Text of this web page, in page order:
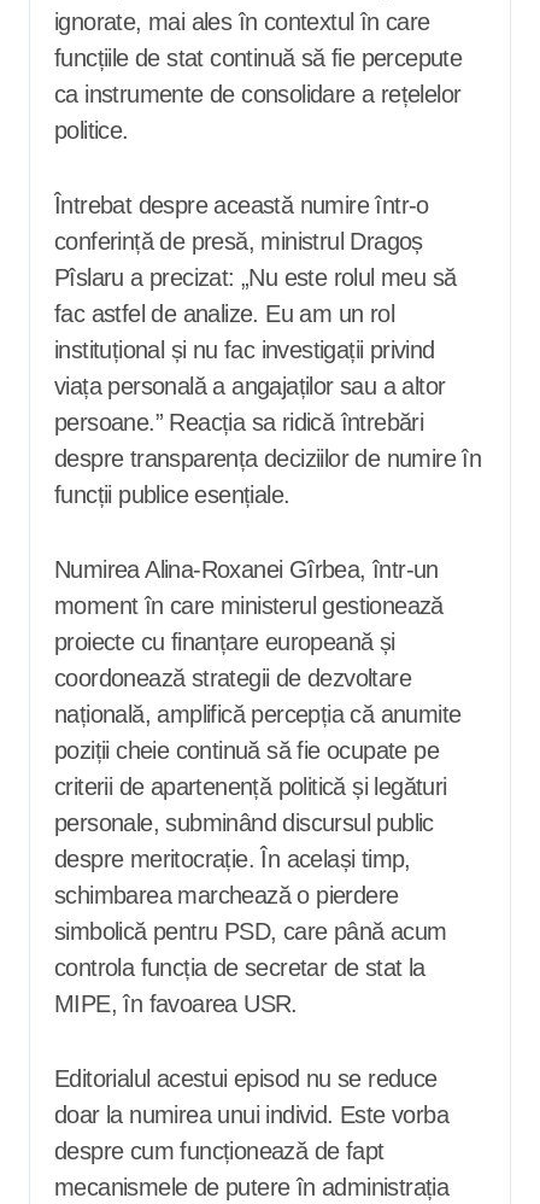
ignorate, mai ales în contextul în care
funcțiile de stat continuă să fie percepute
ca instrumente de consolidare a rețelelor
politice.
Întrebat despre această numire într-o
conferință de presă, ministrul Dragoș
Pîslaru a precizat: „Nu este rolul meu să
fac astfel de analize. Eu am un rol
instituțional și nu fac investigații privind
viața personală a angajaților sau a altor
persoane.” Reacția sa ridică întrebări
despre transparența deciziilor de numire în
funcții publice esențiale.
Numirea Alina-Roxanei Gîrbea, într-un
moment în care ministerul gestionează
proiecte cu finanțare europeană și
coordonează strategii de dezvoltare
națională, amplifică percepția că anumite
poziții cheie continuă să fie ocupate pe
criterii de apartenență politică și legături
personale, subminând discursul public
despre meritocrație. În același timp,
schimbarea marchează o pierdere
simbolică pentru PSD, care până acum
controla funcția de secretar de stat la
MIPE, în favoarea USR.
Editorialul acestui episod nu se reduce
doar la numirea unui individ. Este vorba
despre cum funcționează de fapt
mecanismele de putere în administrația